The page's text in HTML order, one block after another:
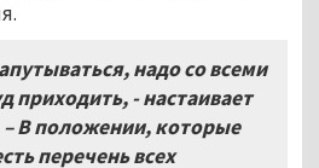
надо со всеми
приходить, - настаивает
– В положении, которые
перечень всех